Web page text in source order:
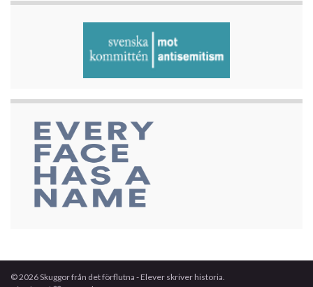
© 2026 Skuggor från det förflutna - Elever skriver historia.